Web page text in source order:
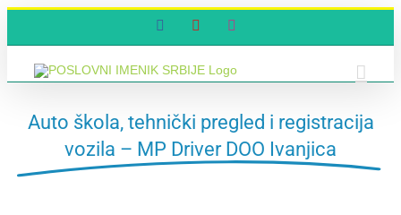
FacebookYouTube
Auto škola, tehnički pregled i registracija
vozila – MP Driver DOO Ivanjica